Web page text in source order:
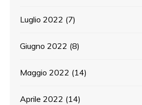
Luglio 2022 (7)
Giugno 2022 (8)
Maggio 2022 (14)
Aprile 2022 (14)